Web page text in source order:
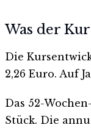
Was der
Die
2,26 Euro. Auf
Das 52-
Stück. Die